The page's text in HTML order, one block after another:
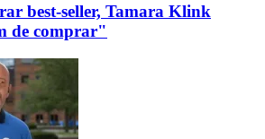
best-seller, Tamara Klink
de comprar"